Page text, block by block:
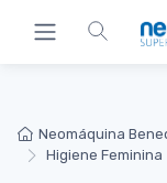
Neomáquina
Higiene Feminina